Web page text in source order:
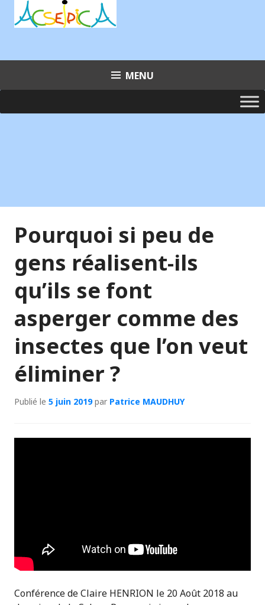
MENU
Pourquoi si peu de
gens réalisent-ils
qu’ils se font
asperger comme des
insectes que l’on veut
éliminer ?
Publié le 5 juin 2019par Patrice MAUDHUY
Conférence de Claire HENRION le 20 Août 2018 au